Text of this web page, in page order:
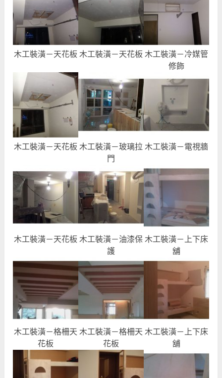
木工裝潢－天花板 木工裝潢－天花板 木工裝潢－冷媒管
修飾
木工裝潢－天花板 木工裝潢－玻璃拉
門
木工裝潢－電視牆
木工裝潢－天花板 木工裝潢－油漆保
護
木工裝潢－上下床
舖
木工裝潢－格柵天
花板
木工裝潢－格柵天
花板
木工裝潢－上下床
舖